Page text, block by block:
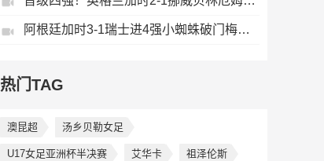
阿根廷加时3-1瑞士进4强小蜘蛛破门梅西助攻麦卡恩博洛假摔染红
热门TAG
澳昆超 汤乡贝勒女足
U17女足亚洲杯半决赛 艾华卡 祖泽伦斯